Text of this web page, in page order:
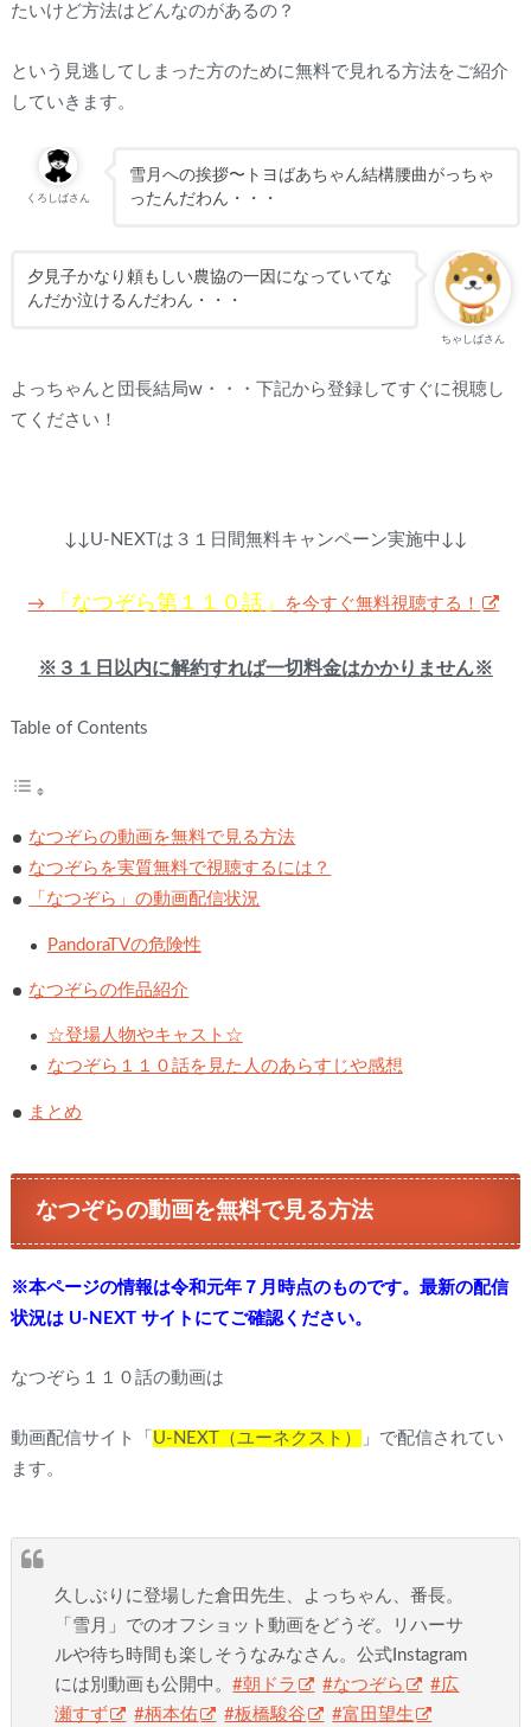
たいけど方法はどんなのがあるの？
という見逃してしまった方のために無料で見れる方法をご紹介
していきます。
くろしばさん
雪月への挨拶〜トヨばあちゃん結構腰曲がっちゃ
ったんだわん・・・
ちゃしばさん
夕見子かなり頼もしい農協の一因になっていてな
んだか泣けるんだわん・・・
よっちゃんと団長結局w・・・下記から登録してすぐに視聴し
てください！
↓↓U-NEXTは３１日間無料キャンペーン実施中↓↓
→ 「なつぞら第１１０話」 を今すぐ無料視聴する！
※３１日以内に解約すれば一切料金はかかりません※
Table of Contents
なつぞらの動画を無料で見る方法
なつぞらを実質無料で視聴するには？
「なつぞら」の動画配信状況
PandoraTVの危険性
なつぞらの作品紹介
☆登場人物やキャスト☆
なつぞら１１０話を見た人のあらすじや感想
まとめ
なつぞらの動画を無料で見る方法
※本ページの情報は令和元年７月時点のものです。最新の配信
状況は U-NEXT サイトにてご確認ください。
なつぞら１１０話の動画は
動画配信サイト「 U-NEXT（ユーネクスト）
」で配信されてい
ます。
久しぶりに登場した倉田先生、よっちゃん、番長。
「雪月」でのオフショット動画をどうぞ。リハーサ
ルや待ち時間も楽しそうなみなさん。公式Instagram
には別動画も公開中。#朝ドラ #なつぞら
#広
瀬すず
#柄本佑 #板橋駿谷
#富田望生